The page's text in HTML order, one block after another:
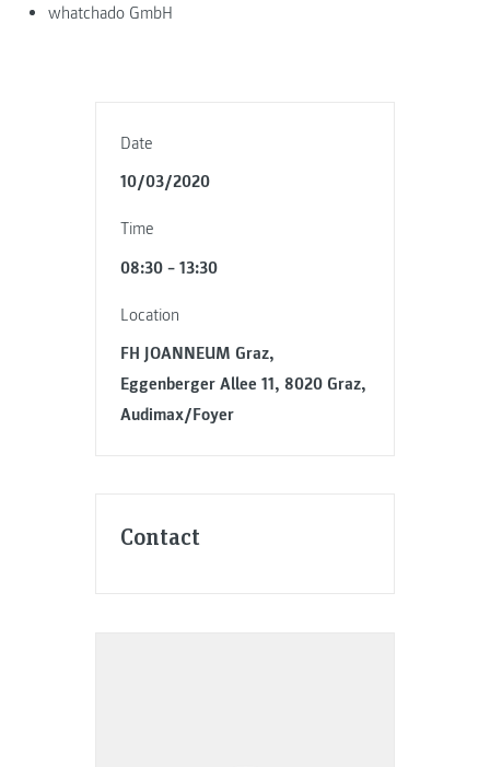
Date
10/03/2020
Time
08:30 – 13:30
Location
FH JOANNEUM Graz,
Eggenberger Allee 11, 8020 Graz,
Audimax/Foyer
Contact
whatchado GmbH